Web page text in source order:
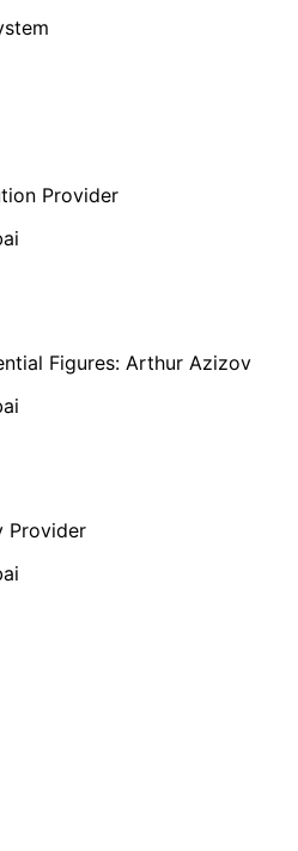
Provider
Figures: Arthur Azizov
Provider